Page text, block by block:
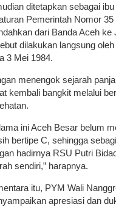
ditetapkan sebagai
Pemerintah Nomor
dari Banda Aceh
dilakukan langsung
3 Mei 1984.
menengok sejarah
kembali bangkit melalui
ini Aceh Besar belum
bertipe C, sehingga
hadirnya RSU Putri
sendiri,” harapnya.
itu, PYM Wali
apresiasi dan